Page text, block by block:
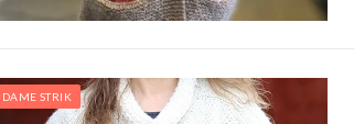
DAME STRIK